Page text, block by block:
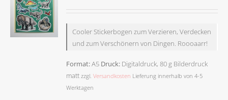
Cooler Stickerbogen zum Verzieren, Verdecken
und zum Verschönern von Dingen. Roooaarr!
Format:A5 Druck: Digitaldruck, 80 g Bilderdruck
mattzzgl.Versandkosten Lieferung innerhalb von 4-5
Werktagen